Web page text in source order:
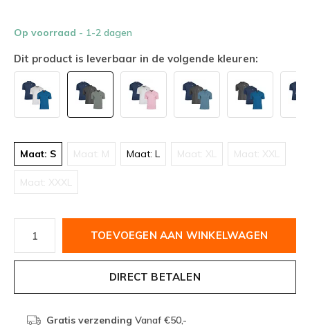
Op voorraad - 1-2 dagen
Dit product is leverbaar in de volgende kleuren:
Maat: S Maat: M Maat: L Maat: XL Maat: XXL
Maat: XXXL
TOEVOEGEN AAN WINKELWAGEN
DIRECT BETALEN
Gratis verzending Vanaf €50,-